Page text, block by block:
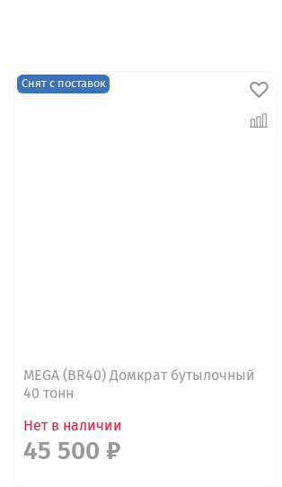
Снят с поставок
MEGA (BR40) Домкрат бутылочный
40 тонн
Нет в наличии
45 500 ₽